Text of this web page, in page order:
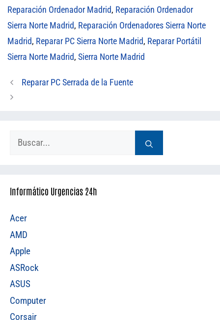
Reparación Ordenador Madrid, Reparación Ordenador
Sierra Norte Madrid, Reparación Ordenadores Sierra Norte
Madrid, Reparar PC Sierra Norte Madrid, Reparar Portátil
Sierra Norte Madrid, Sierra Norte Madrid
Reparar PC Serrada de la Fuente
Informático Urgencias 24h
Acer
AMD
Apple
ASRock
ASUS
Computer
Corsair